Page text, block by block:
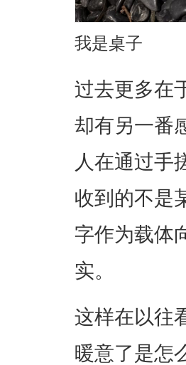
我是桌子
过去更多在
却有另一番
人在通过手
收到的不是
字作为载体
实。
这样在以往
暖意了是怎